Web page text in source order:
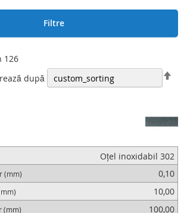
mm. Lungimi de până la 300 mm pot fi
pentru care doriți o ofertă, vă rugăm să
Filtre
126
după
Oțel inoxidabil 302
(mm)
0,10
10,00
(mm) 100,00